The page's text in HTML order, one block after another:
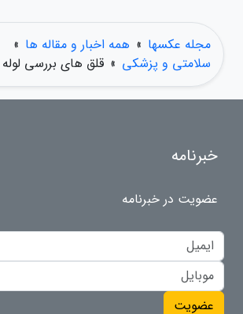
مجله عکسها » همه اخبار و مقاله ها »
سلامتی و پزشکی » قلق های بررسی
خبرنامه
عضویت در خبرنامه
عضویت